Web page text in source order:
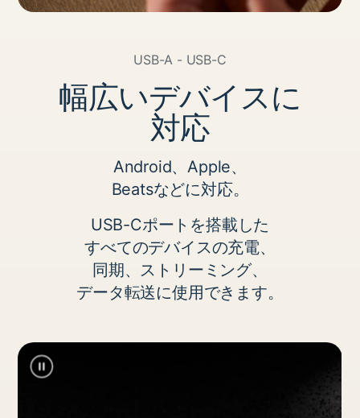
USB-A - USB-C
幅​広い​​​デバイスに​​​
対応
Android、​​Apple、
Beatsなどに​​対応。
USB-Cポートを​​搭載した
すべての​​デバイスの​​充電、
同期、​​ストリーミング、
データ転送に​​使用できます。